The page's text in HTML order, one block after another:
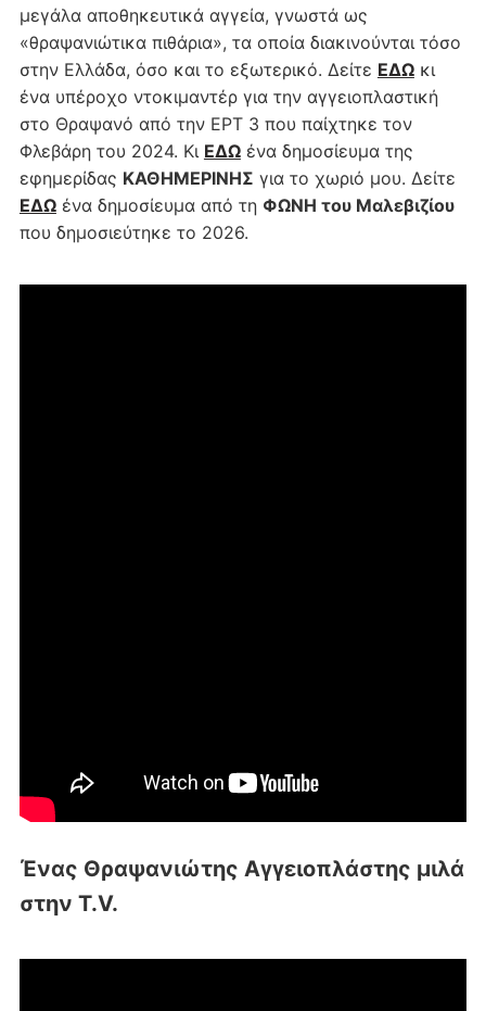
μεγάλα αποθηκευτικά αγγεία, γνωστά ως
«θραψανιώτικα πιθάρια», τα οποία διακινούνται τόσο
στην Ελλάδα, όσο και το εξωτερικό. Δείτε ΕΔΩκι
ένα υπέροχο ντοκιμαντέρ για την αγγειοπλαστική
στο Θραψανό από την ΕΡΤ 3 που παίχτηκε τον
Φλεβάρη του 2024. Κι ΕΔΩένα δημοσίευμα της
εφημερίδας ΚΑΘΗΜΕΡΙΝΗΣ για το χωριό μου. Δείτε
ΕΔΩένα δημοσίευμα από τη ΦΩΝΗ του Μαλεβιζίου
που δημοσιεύτηκε το 2026.
Ένας Θραψανιώτης Αγγειοπλάστης μιλά
στην T.V.